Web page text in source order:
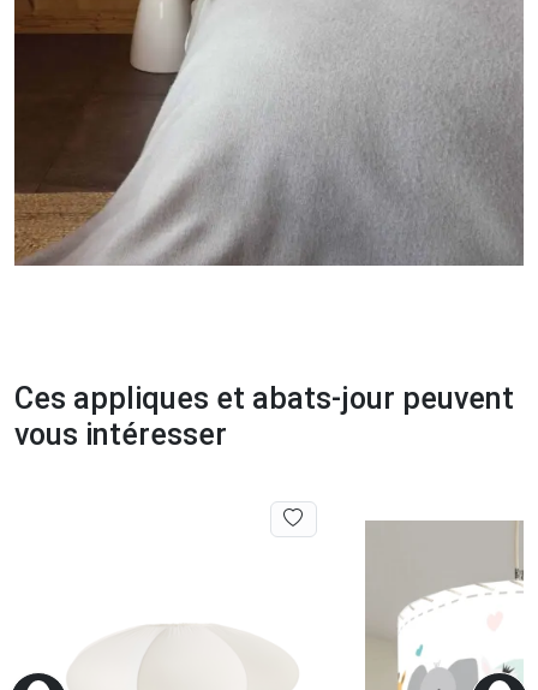
Ces appliques et abats-jour peuvent
vous intéresser